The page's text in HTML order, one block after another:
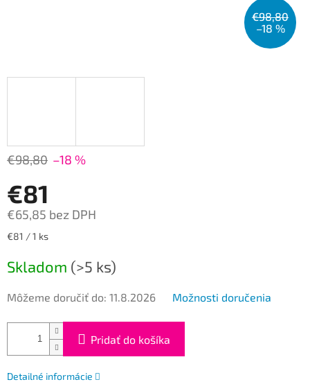
€98,80
–18 %
€98,80 –18 %
€81
€65,85 bez DPH
Jednotková
€81 / 1 ks
Skladom (>5 ks)
Môžeme doručiť do: 11.8.2026 Možnosti doručenia
Pridať do košíka
Detailné informácie